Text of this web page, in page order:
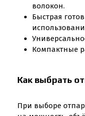
волокон.
Быстрая
Компактные
Как выбрать
При выборе